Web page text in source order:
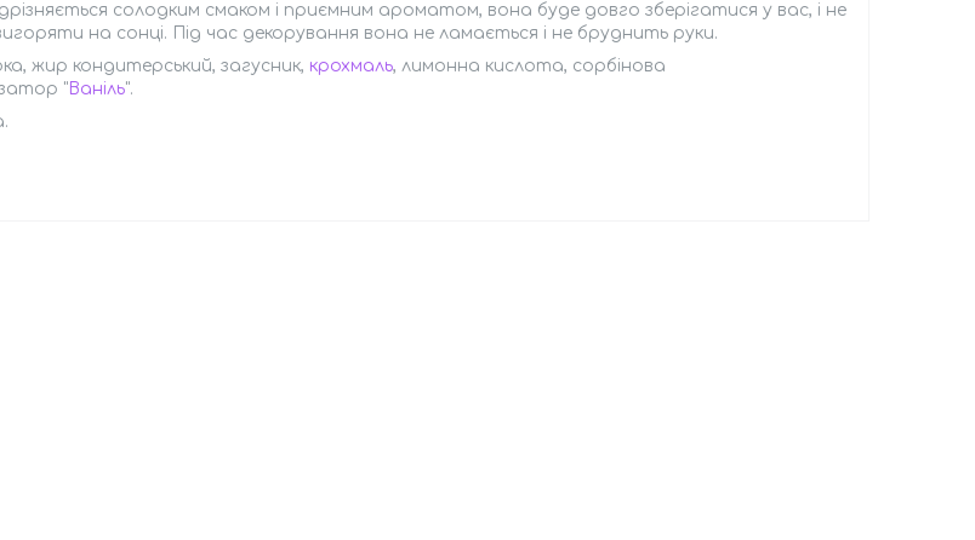
солодким смаком і приємним ароматом, вона буде довго зберігатися у вас, і не
на сонці. Під час декорування вона не ламається і не бруднить руки.
жир кондитерський, загусник, крохмаль, лимонна кислота, сорбінова
" Ваніль".